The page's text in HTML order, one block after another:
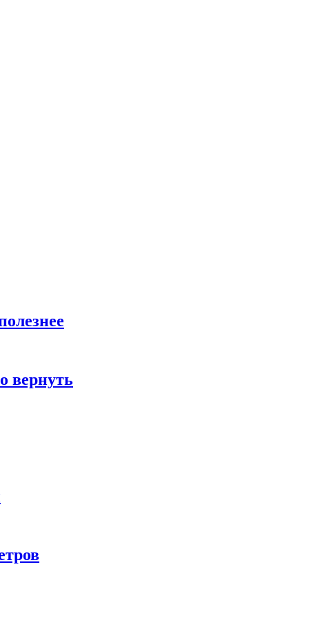
вернуть